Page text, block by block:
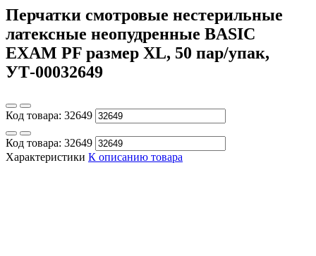
Перчатки смотровые нестерильные
латексные неопудренные BASIC
EXAM PF размер ХL, 50 пар/упак,
УТ-00032649
Код товара: 32649
Код товара: 32649
Характеристики К описанию товара